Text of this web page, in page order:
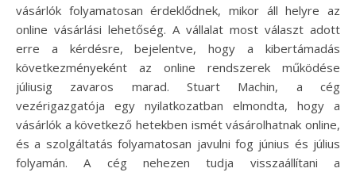
vásárlók folyamatosan érdeklődnek, mikor áll helyre az
online vásárlási lehetőség. A vállalat most választ adott
erre a kérdésre, bejelentve, hogy a kibertámadás
következményeként az online rendszerek működése
júliusig zavaros marad. Stuart Machin, a cég
vezérigazgatója egy nyilatkozatban elmondta, hogy a
vásárlók a következő hetekben ismét vásárolhatnak online,
és a szolgáltatás folyamatosan javulni fog június és július
folyamán. A cég nehezen tudja visszaállítani a